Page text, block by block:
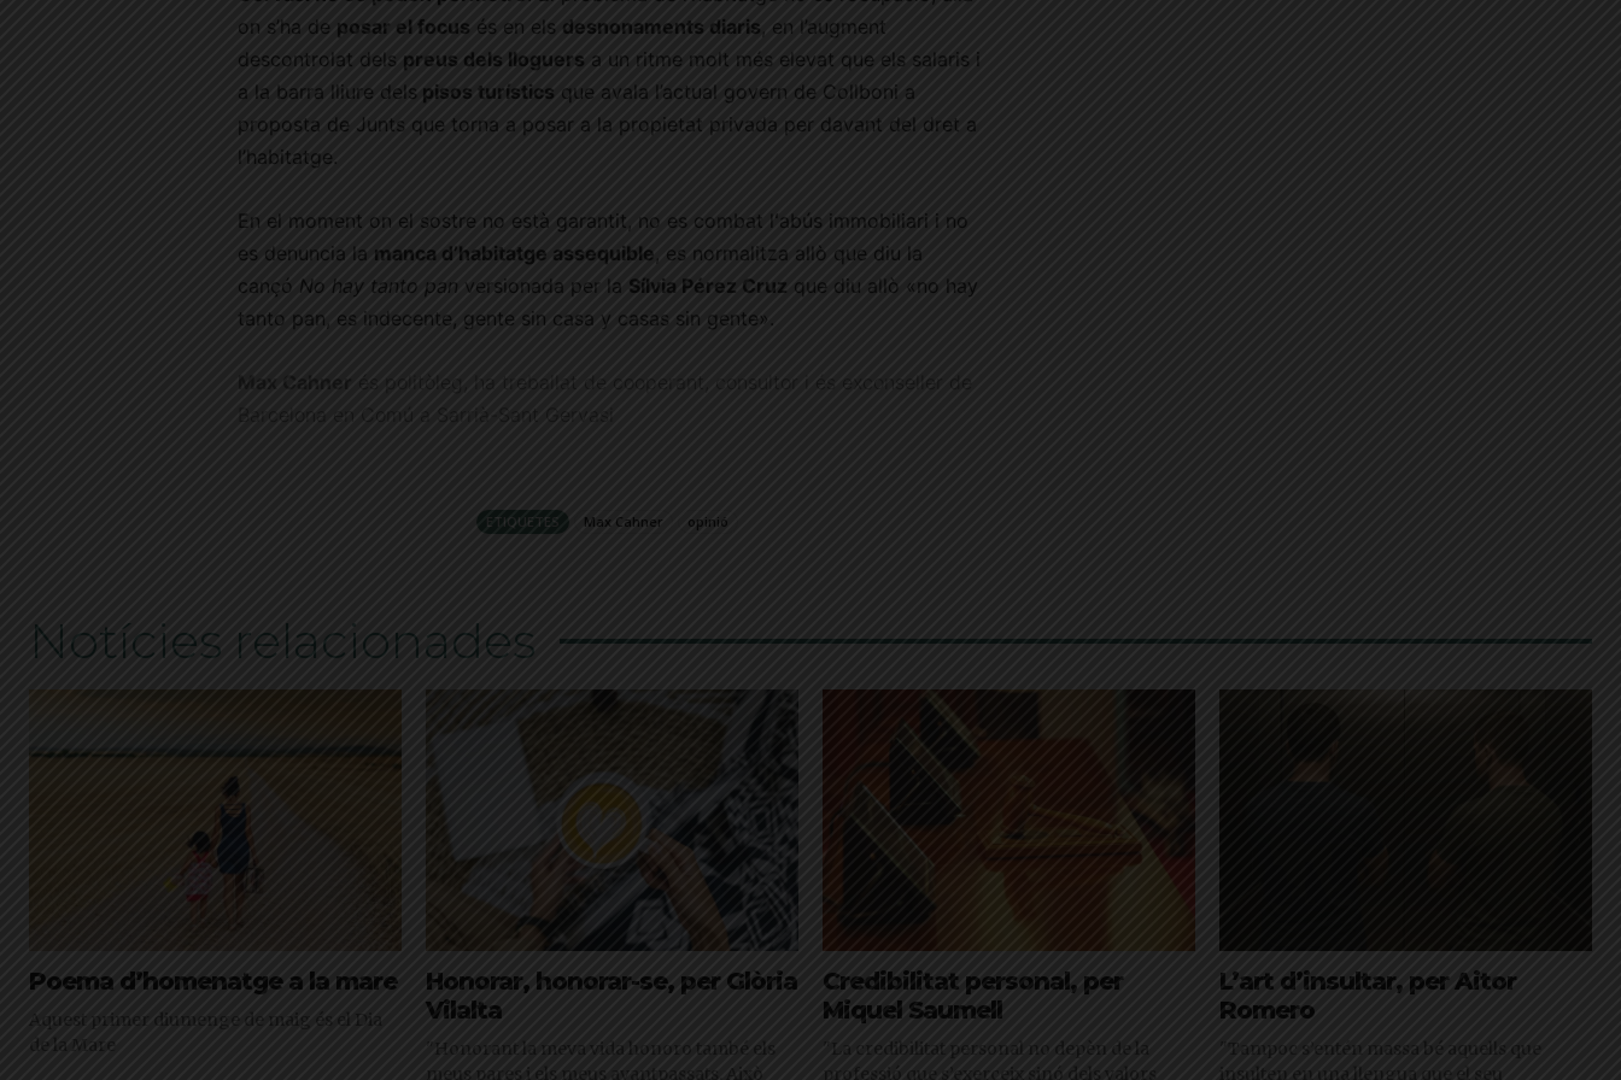
on s’ha de posar el focus és en els desnonaments diaris, en l’augment
descontrolat dels preus dels lloguers a un ritme molt més elevat que els salaris i
a la barra lliure dels pisos turístics que avala l’actual govern de Collboni a
proposta de Junts que torna a posar a la propietat privada per davant del dret a
l’habitatge.
En el moment on el sostre no està garantit, no es combat l ‘abús immobiliari i no
es denuncia la manca d’habitatge assequible , es normalitza allò que diu la
cançó No hay tanto pan versionada per la Sílvia Pérez Cruz que diu allò «no hay
tanto pan, es indecente, gente sin casa y casas sin gente».
Max Cahner és politòleg, ha treballat de cooperant, consultor i és exconseller de
Barcelona en Comú a Sarrià-Sant Gervasi
ETIQUETES Max Cahner opinió
Notícies relacionades
Poema d’homenatge a la mare
Aquest primer diumenge de maig és el Dia
de la Mare
Honorar, honorar-se, per Glòria
Vilalta
"Honorant la meva vida honoro també els
meus pares i els meus avantpassats. Això
Credibilitat personal, per
Miquel Saumell
"La credibilitat personal no depèn de la
professió que s’exerceix sinó dels valors
L’art d’insultar, per Aitor
Romero
"Tampoc s’entén massa bé aquells que
insulten en una llengua que el seu